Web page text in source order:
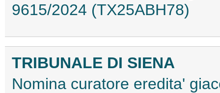
9615/2024 (TX25ABH78)
TRIBUNALE DI SIENA
Nomina curatore eredita'